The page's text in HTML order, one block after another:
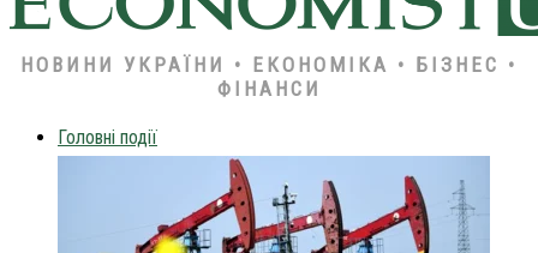
НОВИНИ УКРАЇНИ • ЕКОНОМІКА • БІЗНЕС •
ФІНАНСИ
Головні події